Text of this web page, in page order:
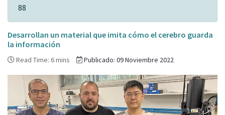
88
Desarrollan un material que imita cómo el cerebro guarda
la información
Read Time: 6 mins Publicado: 09 Noviembre 2022